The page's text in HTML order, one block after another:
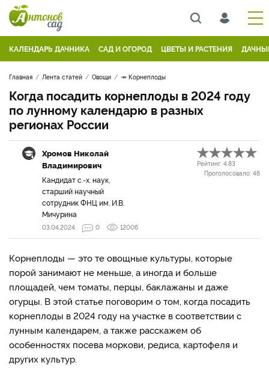
КАЛЕНДАРЬ ДАЧНИКА САД И ОГОРОД ЦВЕТЫ И РАСТЕНИЯ
Главная Лента статей Овощи 🥕 Корнеплоды
Когда посадить корнеплоды в 2024 году
по лунному календарю в разных
регионах России
Хромов Николай
Владимирович
Кандидат с.-х. наук,
старший научный
сотрудник ФНЦ им. И.В.
Мичурина
Рейтинг: 4.83
Проголосовало: 48
03.04.2024 0 12006
Корнеплоды — это те овощные культуры, которые
порой занимают не меньше, а иногда и больше
площадей, чем томаты, перцы, баклажаны и даже
огурцы. В этой статье поговорим о том, когда посадить
корнеплоды в 2024 году на участке в соответствии с
лунным календарем, а также расскажем об
особенностях посева моркови, редиса, картофеля и
других культур.